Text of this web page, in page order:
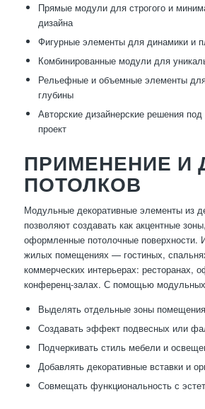
Прямые модули для строгого и
дизайна
Фигурные элементы для динамики и
Комбинированные модули для
Рельефные и объемные элементы
глубины
Авторские дизайнерские решения
проект
ПРИМЕНЕНИЕ И
ПОТОЛКОВ
Модульные декоративные элементы из
позволяют создавать как акцентные
оформленные потолочные поверхности.
жилых помещениях — гостиных,
коммерческих интерьерах: ресторанах,
конференц-залах. С помощью
Выделять отдельные зоны помещения
Создавать эффект подвесных или
Подчеркивать стиль мебели и
Добавлять декоративные вставки и
Совмещать функциональность с